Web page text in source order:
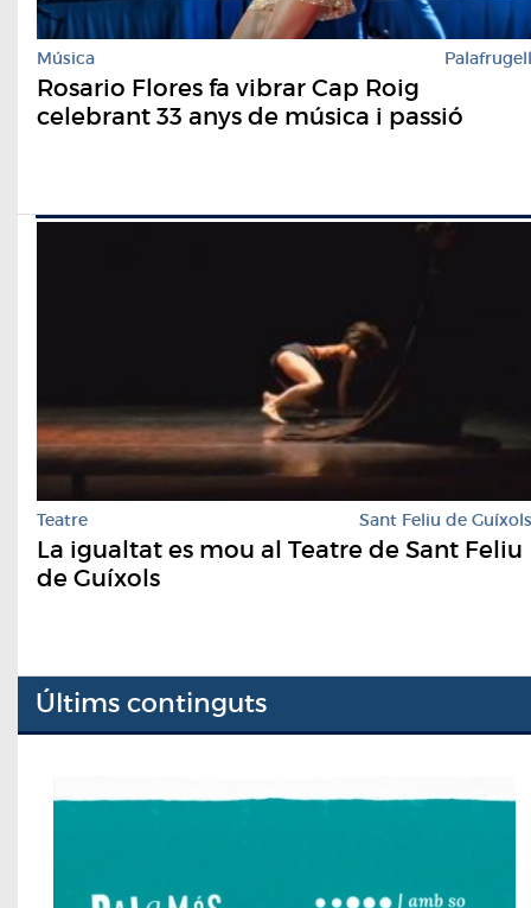
Música Palafrugell
Rosario Flores fa vibrar Cap Roig
celebrant 33 anys de música i passió
Teatre Sant Feliu de Guíxols
La igualtat es mou al Teatre de Sant Feliu
de Guíxols
Últims continguts